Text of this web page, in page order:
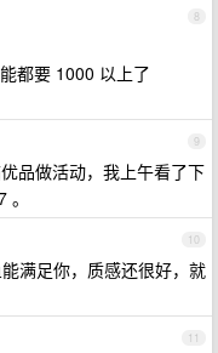
8
都要 1000 以上了
9
品做活动，我上午看了下
10
满足你，质感还很好，就
11